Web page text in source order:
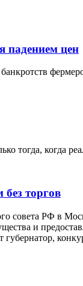
падением цен
тогда, когда
торгов
совета РФ в
и